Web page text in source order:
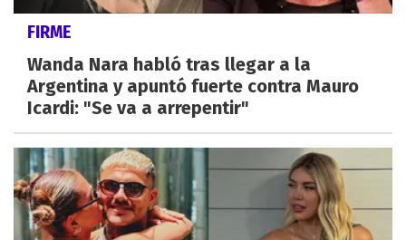
FIRME
Wanda Nara habló tras llegar a la
Argentina y apuntó fuerte contra Mauro
Icardi: "Se va a arrepentir"